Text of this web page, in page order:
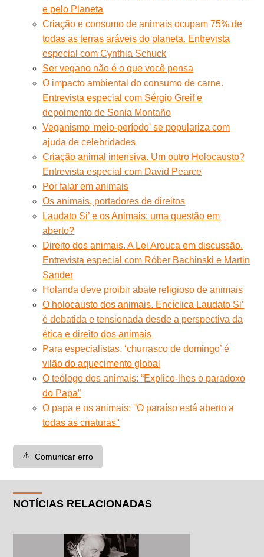
e pelo Planeta
Criação e consumo de animais ocupam 75% de
todas as terras aráveis do planeta. Entrevista
especial com Cynthia Schuck
Ser vegano não é o que você pensa
O impacto ambiental do consumo de carne.
Entrevista especial com Sérgio Greif e
depoimento de Sonia Montaño
Veganismo 'meio-período' se populariza com
ajuda de celebridades
Criação animal intensiva. Um outro Holocausto?
Entrevista especial com David Pearce
Por falar em animais
Os animais, portadores de direitos
Laudato Si’ e os Animais: uma questão em
aberto?
Direito dos animais. A Lei Arouca em discussão.
Entrevista especial com Róber Bachinski e Martin
Sander
Holanda deve proibir abate religioso de animais
O holocausto dos animais. Encíclica Laudato Si’
é debatida e tensionada desde a perspectiva da
ética e direito dos animais
Para especialistas, ‘churrasco de domingo’ é
vilão do aquecimento global
O teólogo dos animais: “Explico-lhes o paradoxo
do Papa”
O papa e os animais: ''O paraíso está aberto a
todas as criaturas''
⚠️ Comunicar erro
NOTÍCIAS RELACIONADAS